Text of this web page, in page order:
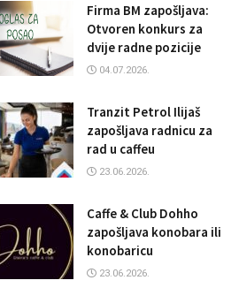
Firma BM zapošljava:
Otvoren konkurs za
dvije radne pozicije
04.07.2026.
Tranzit Petrol Ilijaš
zapošljava radnicu za
rad u caffeu
23.06.2026.
Caffe & Club Dohho
zapošljava konobara ili
konobaricu
23.06.2026.